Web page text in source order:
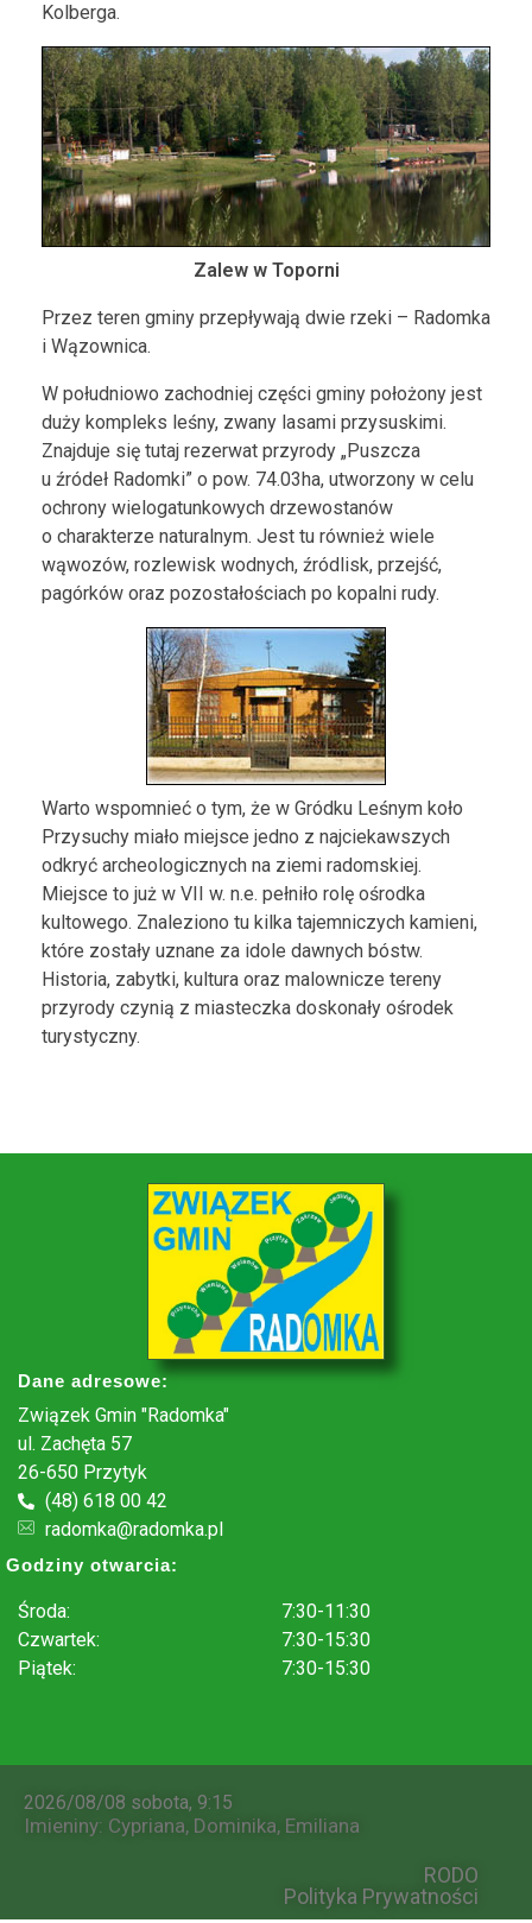
Kolberga.
Zalew w Toporni
Przez teren gminy przepływają dwie rzeki – Radomka
i Wązownica.
W południowo zachodniej części gminy położony jest
duży kompleks leśny, zwany lasami przysuskimi.
Znajduje się tutaj rezerwat przyrody „Puszcza
u źródeł Radomki” o pow. 74.03ha, utworzony w celu
ochrony wielogatunkowych drzewostanów
o charakterze naturalnym. Jest tu również wiele
wąwozów, rozlewisk wodnych, źródlisk, przejść,
pagórków oraz pozostałościach po kopalni rudy.
Warto wspomnieć o tym, że w Gródku Leśnym koło
Przysuchy miało miejsce jedno z najciekawszych
odkryć archeologicznych na ziemi radomskiej.
Miejsce to już w VII w. n.e. pełniło rolę ośrodka
kultowego. Znaleziono tu kilka tajemniczych kamieni,
które zostały uznane za idole dawnych bóstw.
Historia, zabytki, kultura oraz malownicze tereny
przyrody czynią z miasteczka doskonały ośrodek
turystyczny.
Dane adresowe:
Związek Gmin "Radomka"
ul. Zachęta 57
26-650 Przytyk
(48) 618 00 42
radomka@radomka.pl
Godziny otwarcia:
Środa:
Czwartek:
Piątek:
7:30-11:30
7:30-15:30
7:30-15:30
2026/08/08 sobota, 9:15
Imieniny: Cypriana, Dominika, Emiliana
RODO
Polityka Prywatności